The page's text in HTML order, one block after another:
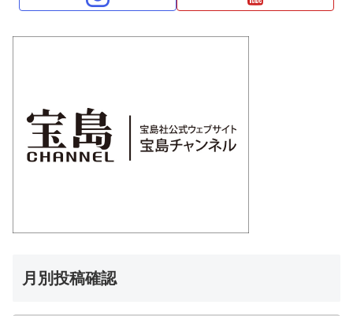
月別投稿確認